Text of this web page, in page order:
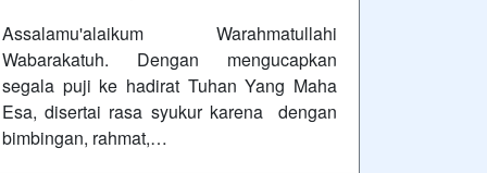
Assalamu'alaikum Warahmatullahi
Wabarakatuh. Dengan mengucapkan
segala puji ke hadirat Tuhan Yang Maha
Esa, disertai rasa syukur karena dengan
bimbingan, rahmat,…